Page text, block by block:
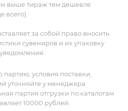
в уходе.
выше тираж тем дешевле
всего).
за собой право вносить
сувениров и их упаковку
условия поставки,
уточняйте у менеджера
партия отгрузки по каталогам
10000 рублей.